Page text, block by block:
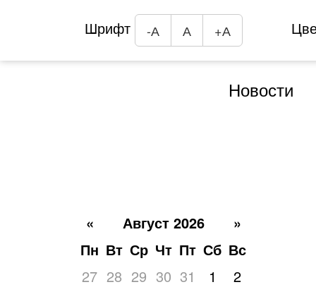
Шрифт -А А +А
Новости
« Август 2026
»
Пн Вт Ср Чт Пт Сб Вс
27 28 29 30 31 1
2